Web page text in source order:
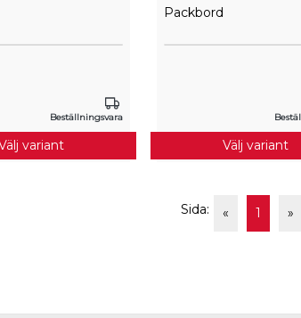
Beställningsvara
variant
Packbord
Välj variant
Sida: « 1 »